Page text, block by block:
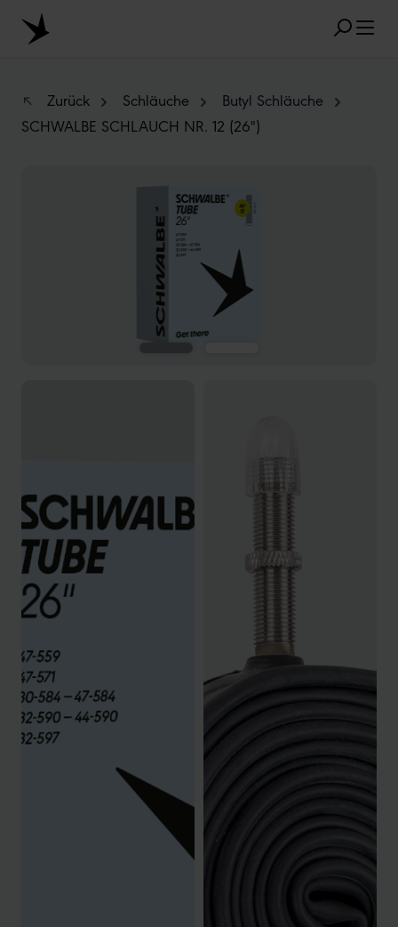
Zum Hauptinhalt springen
TUBELESS
RECYCLING
GRÖSSENBEZEICHNUNG
ALBERT
Zurück Schläuche
Butyl Schläuche
SCHWALBE SCHLAUCH NR. 12 (26")